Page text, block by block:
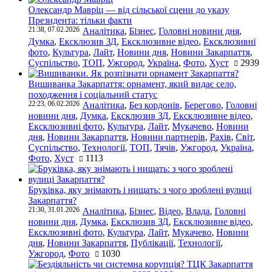
Олександр Мавріц — від сільської сцени до указу
Президента: тільки факти
21:38, 07.02.2026 Аналітика, Бізнес, Головні новини дня,
Думка, Ексклюзив ЗД, Ексклюзивне відео, Ексклюзивні
фото, Культура, Лайт, Новини дня, Новини Закарпаття,
Суспільство, ТОП, Ужгород, Україна, Фото, Хуст 2939
Вишиванка Закарпаття: орнамент, який видає село,
походження і соціальний статус
22:23, 06.02.2026 Аналітика, Без кордонів, Берегово, Головні
новини дня, Думка, Ексклюзив ЗД, Ексклюзивне відео,
Ексклюзивні фото, Культура, Лайт, Мукачево, Новини
дня, Новини Закарпаття, Новини партнерів, Рахів, Світ,
Суспільство, Технології, ТОП, Тячів, Ужгород, Україна,
Фото, Хуст 1113
Бруківка, яку знімають і нищать: з чого зроблені вулиці
Закарпаття?
21:30, 31.01.2026 Аналітика, Бізнес, Відео, Влада, Головні
новини дня, Думка, Ексклюзив ЗД, Ексклюзивне відео,
Ексклюзивні фото, Культура, Лайт, Мукачево, Новини
дня, Новини Закарпаття, Публікації, Технології,
Ужгород, Фото 1030